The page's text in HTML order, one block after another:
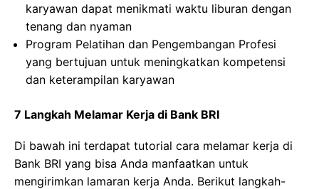
karyawan dapat menikmati waktu liburan dengan
tenang dan nyaman
Program Pelatihan dan Pengembangan Profesi
yang bertujuan untuk meningkatkan kompetensi
dan keterampilan karyawan
7 Langkah Melamar Kerja di Bank BRI
Di bawah ini terdapat tutorial cara melamar kerja di
Bank BRI yang bisa Anda manfaatkan untuk
mengirimkan lamaran kerja Anda. Berikut langkah-